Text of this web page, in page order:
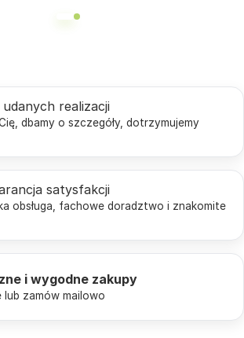
udanych realizacji
dbamy o szczegóły, dotrzymujemy
satysfakcji
obsługa, fachowe doradztwo i znakomite
i wygodne zakupy
lub zamów mailowo